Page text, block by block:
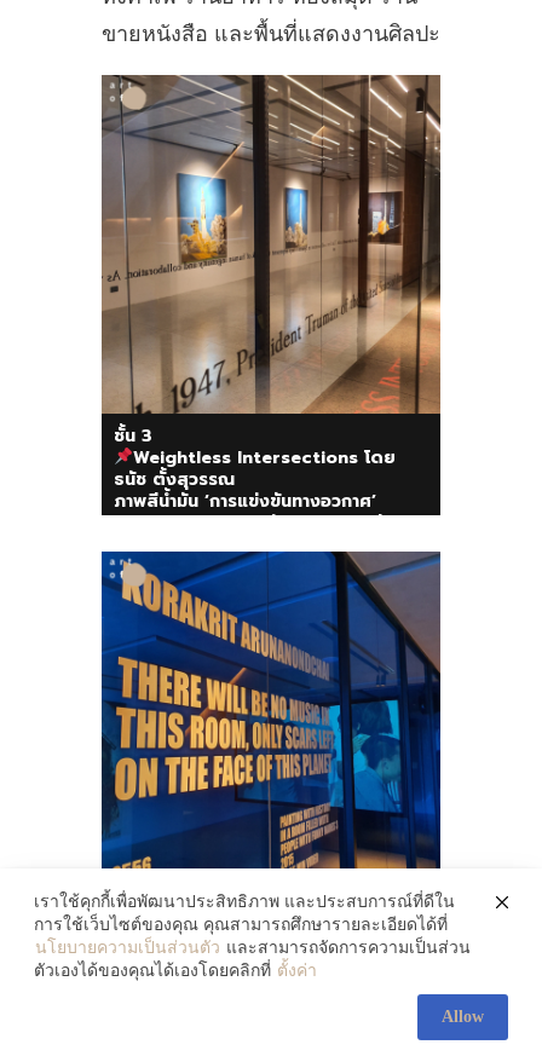
ขายหนังสือ และพื้นที่แสดงงานศิลปะ
ชั้น 3
Weightless Intersections โดย
ธนัช ตั้งสุวรรณ
ภาพสีน้ำมัน ‘การแข่งขันทางอวกาศ’
(Space Race) ระหว่างสหภาพโซเวียต
จรวดมาเป็นตัวแทนของการแข่งขันและ
ความทะเยอทะยานของมนุษย์ที่จะต่อสู้กับ
ธรรมชาติ
เราใช้คุกกี้เพื่อพัฒนาประสิทธิภาพ และประสบการณ์ที่ดีใน
การใช้เว็บไซต์ของคุณ คุณสามารถศึกษารายละเอียดได้ที่
นโยบายความเป็นส่วนตัว และสามารถจัดการความเป็นส่วน
ตัวเองได้ของคุณได้เองโดยคลิกที่ ตั้งค่า
Allow